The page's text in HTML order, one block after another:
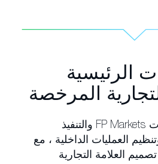
الرئيسية
المرخصة
الوصول إلى منصات FP Markets والتنفيذ
العمليات الداخلية ، مع
العلامة التجارية